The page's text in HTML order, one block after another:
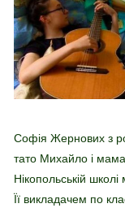
Софія Жернових з
тато Михайло і
Нікопольській
Її викладачем по